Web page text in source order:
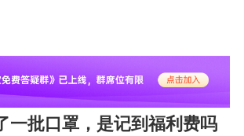
一批口罩，是记到福利费吗